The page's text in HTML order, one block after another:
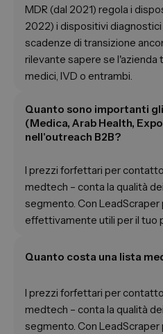
MDR (dal 2021) regola i
2022) i dispositivi diagnostici
scadenze di transizione
rilevante sapere se
medici, IVD o entrambi.
Quanto sono importanti
(Medica, Arab Health,
nell'outreach B2B?
I prezzi forfettari per
medtech – conta la qualità
segmento. Con
effettivamente utili per il tuo
Quanto costa una lista
I prezzi forfettari per
medtech – conta la qualità
segmento. Con